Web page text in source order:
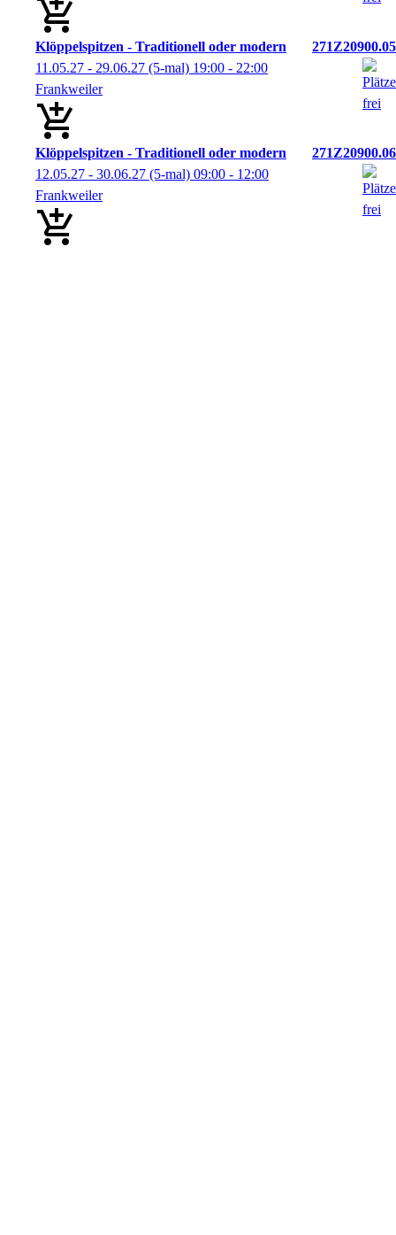
Klöppelspitzen - Traditionell oder modern
271Z20900.05
11.05.27 - 29.06.27 (5-mal) 19:00 - 22:00
Frankweiler
Klöppelspitzen - Traditionell oder modern
271Z20900.06
12.05.27 - 30.06.27 (5-mal) 09:00 - 12:00
Frankweiler